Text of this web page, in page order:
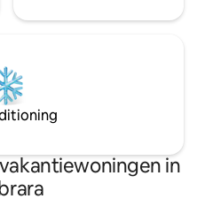
in